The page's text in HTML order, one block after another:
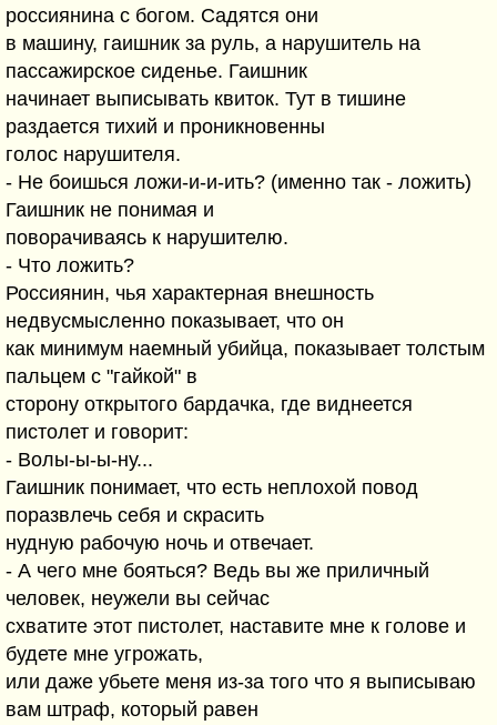
россиянина с богом. Садятся они
в машину, гаишник за руль, а нарушитель на
пассажирское сиденье. Гаишник
начинает выписывать квиток. Тут в тишине
раздается тихий и проникновенны
голос нарушителя.
- Не боишься ложи-и-и-ить? (именно так - ложить)
Гаишник не понимая и
поворачиваясь к нарушителю.
- Что ложить?
Россиянин, чья характерная внешность
недвусмысленно показывает, что он
как минимум наемный убийца, показывает толстым
пальцем с "гайкой" в
сторону открытого бардачка, где виднеется
пистолет и говорит:
- Волы-ы-ы-ну...
Гаишник понимает, что есть неплохой повод
поразвлечь себя и скрасить
нудную рабочую ночь и отвечает.
- А чего мне бояться? Ведь вы же приличный
человек, неужели вы сейчас
схватите этот пистолет, наставите мне к голове и
будете мне угрожать,
или даже убьете меня из-за того что я выписываю
вам штраф, который равен